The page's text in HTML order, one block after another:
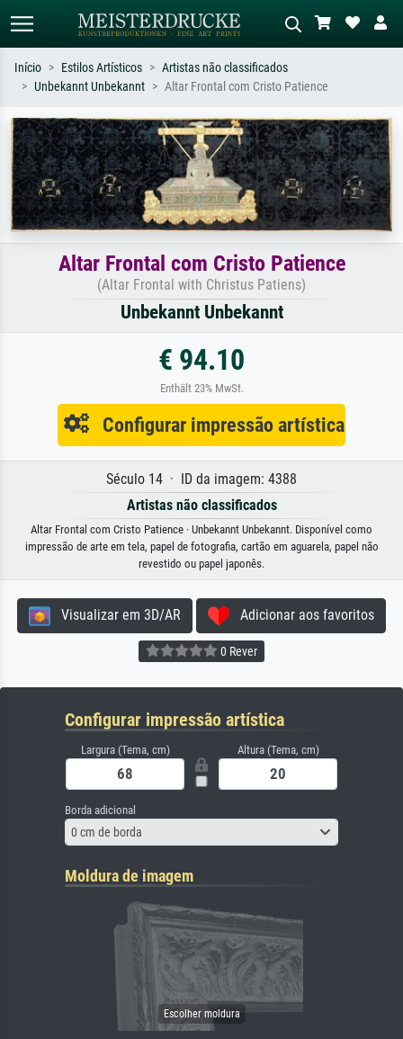
Pesquise por artista, título ou estilo –
ex: Monet, Noite Estrelada,
impressionismo, onda de Hokusai, nu.
Descreva a cena – ex: prado verde,
abstrato com muito vermelho, pintura
a óleo escura, nu em pé ao lado de
uma árvore.
Início Estilos Artísticos
Artistas não classificados
Unbekannt Unbekannt
Altar Frontal com Cristo Patience
Altar Frontal com Cristo Patience
(Altar Frontal with Christus Patiens)
Unbekannt Unbekannt
€ 94.10
Enthält 23% MwSt.
Configurar impressão artística
Século 14 · ID da imagem: 4388
Artistas não classificados
Altar Frontal com Cristo Patience · Unbekannt Unbekannt. Disponível como
impressão de arte em tela, papel de fotografia, cartão em aguarela, papel não
revestido ou papel japonês.
Visualizar em 3D/AR Adicionar aos favoritos
0 Rever
Configurar impressão artística
Largura (Tema, cm) Altura (Tema, cm)
Borda adicional
0 cm de borda
Moldura de imagem